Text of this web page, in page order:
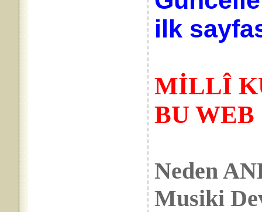
ilk
MİLLÎ
BU
Neden
Musiki